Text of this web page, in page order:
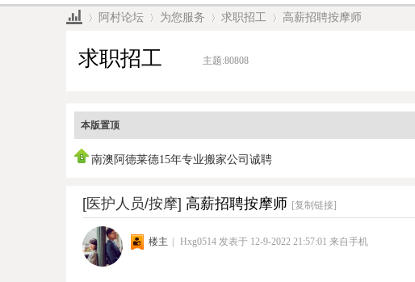
阿村论坛 为您服务 求职招工 高薪招聘按摩师
求职招工 主题:80808
本版置顶
南澳阿德莱德15年专业搬家公司诚聘
[医护人员/按摩] 高薪招聘按摩师 [复制链接]
楼主 | Hxg0514 发表于 12-9-2022 21:57:01 来自手机